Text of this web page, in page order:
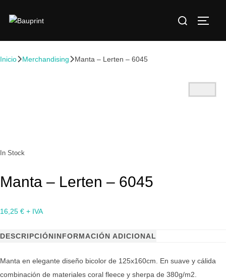
Inicio Merchandising Manta – Lerten – 6045
In Stock
Manta – Lerten – 6045
16,25 € + IVA
DESCRIPCIÓNINFORMACIÓN ADICIONAL
Manta en elegante diseño bicolor de 125x160cm. En suave y cálida
combinación de materiales coral fleece y sherpa de 380g/m2.